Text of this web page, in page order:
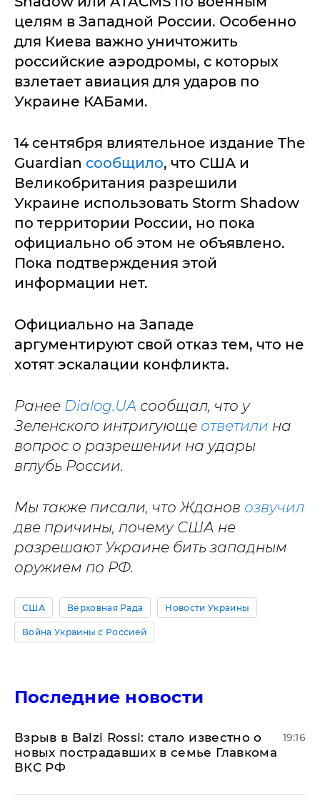
целям в Западной России. Особенно
для Киева важно уничтожить
российские аэродромы, с которых
взлетает авиация для ударов по
Украине КАБами.
14 сентября влиятельное издание The
Guardian сообщило, что США и
Великобритания разрешили
Украине использовать Storm Shadow
по территории России, но пока
официально об этом не объявлено.
Пока подтверждения этой
информации нет.
Официально на Западе
аргументируют свой отказ тем, что не
хотят эскалации конфликта.
Ранее Dialog.UA сообщал, что у
Зеленского интригующе ответили на
вопрос о разрешении на удары
вглубь России.
Мы также писали, что Жданов озвучил
две причины, почему США не
разрешают Украине бить западным
оружием по РФ.
США Верховная Рада Новости Украины
Война Украины с Россией
Последние новости
Взрыв в Balzi Rossi: стало известно о
новых пострадавших в семье Главкома
ВКС РФ
19:16